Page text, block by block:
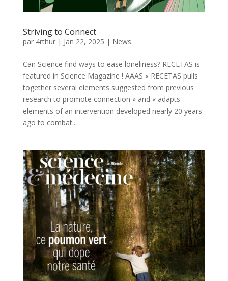
Striving to Connect
par 4rthur| Jan 22, 2025 | News
Can Science find ways to ease loneliness? RECETAS is
featured in Science Magazine ! AAAS « RECETAS pulls
together several elements suggested from previous
research to promote connection » and « adapts
elements of an intervention developed nearly 20 years
ago to combat...